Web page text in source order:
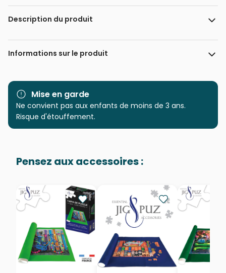
Description du produit
Deborah E. Alastra
Informations sur le produit
Marque Grafika
Catégorie Puzzles - Villes et Villages
Age
Puzzle pour Adultes (500 à
Provenance Fabriqué en France
EAN 3663384337567
Nombre de pièces 1000 pièces
Dimensions 69 x 48 cm
Mise en garde
Ne convient pas aux enfants de moins de 3 ans.
Risque d'étouffement.
Pensez aux accessoires :